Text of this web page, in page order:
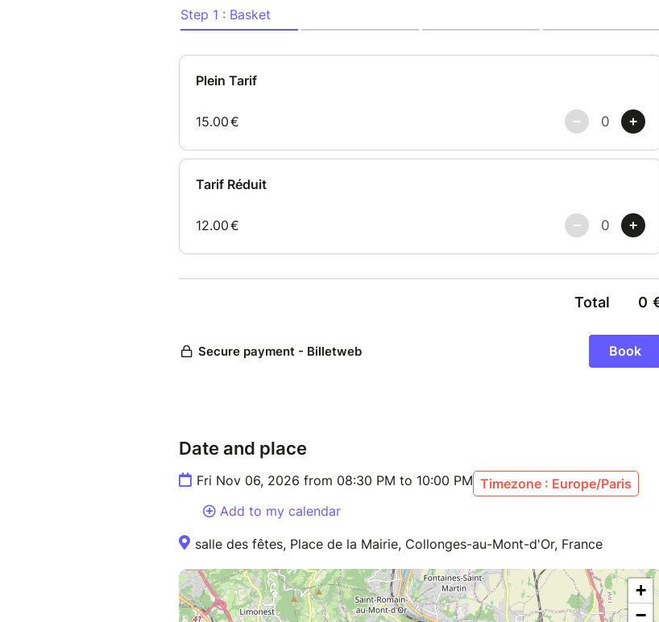
Date and place
Fri Nov 06, 2026 from 08:30 PM to 10:00 PM Timezone : Europe/Paris
Add to my calendar
salle des fêtes, Place de la Mairie, Collonges-au-Mont-d'Or, France
+
−